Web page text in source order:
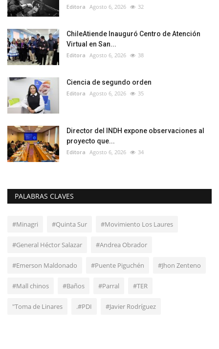
Editora Agosto 6, 2026 32
ChileAtiende Inauguró Centro de Atención
Virtual en San...
Editora Agosto 6, 2026 38
Ciencia de segundo orden
Editora Agosto 6, 2026 35
Director del INDH expone observaciones al
proyecto que...
Editora Agosto 6, 2026 34
PALABRAS CLAVES
#Minagri #Quinta Sur #Movimiento Los Laures
#General Héctor Salazar #Andrea Obrador
#Emerson Maldonado #Puente Piguchén #Jhon Zenteno
#Mall chinos #Baños #Parral #TER
"Toma de Linares .#PDI #Javier Rodríguez